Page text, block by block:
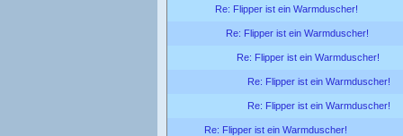
Re: Flipper ist ein Warmduscher!
Re: Flipper ist ein Warmduscher!
Re: Flipper ist ein Warmduscher!
Re: Flipper ist ein Warmduscher!
Re: Flipper ist ein Warmduscher!
Re: Flipper ist ein Warmduscher!